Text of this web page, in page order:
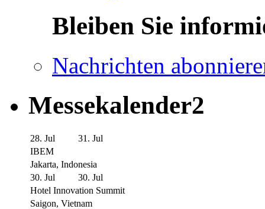
Bleiben Sie
Nachrichten
Messekalender2
28. Jul
31. Jul
IBEM
Jakarta, Indonesia
30. Jul
30. Jul
Hotel Innovation Summit
Saigon, Vietnam